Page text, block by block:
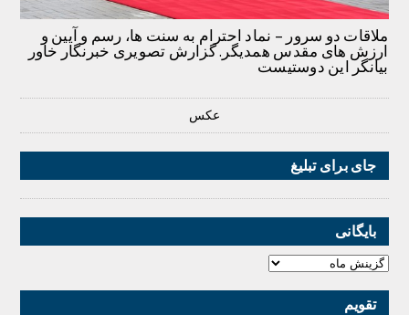
ملاقات دو سرور – نماد احترام به سنت ها، رسم و آیین و
ارزش های مقدس همدیگر. گزارش تصویری خبرنگار خاور
بیانگر این دوستیست
عکس
جای برای تبلیغ
بایگانی
تقویم